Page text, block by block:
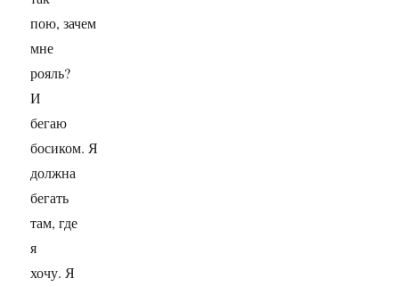
пою, зачем
мне
рояль?
И
бегаю
босиком. Я
должна
бегать
там, где
я
хочу. Я